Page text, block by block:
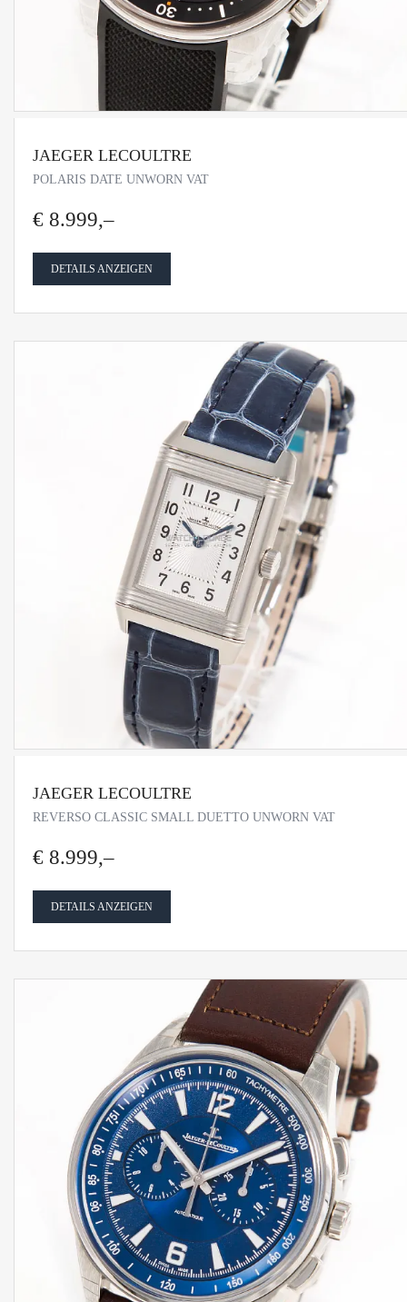
JAEGER LECOULTRE
POLARIS DATE UNWORN VAT
€ 8.999,–
DETAILS ANZEIGEN
JAEGER LECOULTRE
REVERSO CLASSIC SMALL DUETTO UNWORN VAT
€ 8.999,–
DETAILS ANZEIGEN